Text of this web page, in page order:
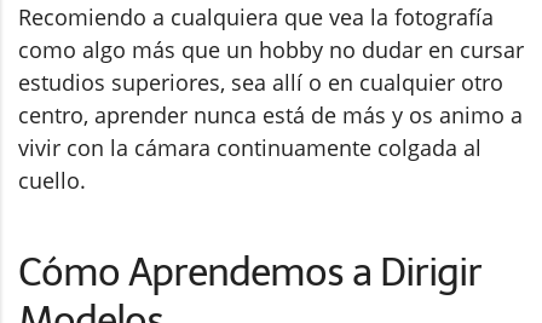
Recomiendo a cualquiera que vea la fotografía
como algo más que un hobby no dudar en cursar
estudios superiores, sea allí o en cualquier otro
centro, aprender nunca está de más y os animo a
vivir con la cámara continuamente colgada al
cuello.
Cómo Aprendemos a Dirigir